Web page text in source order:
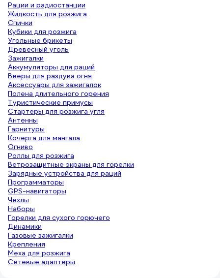
Рации и радиостанции
Жидкость для розжига
Спички
Кубики для розжига
Угольные брикеты
Древесный уголь
Зажигалки
Аккумуляторы для раций
Вееры для раздува огня
Аксессуары для зажигалок
Полена длительного горения
Туристические примусы
Стартеры для розжига угля
Антенны
Гарнитуры
Кочерга для мангала
Огниво
Роллы для розжига
Ветрозащитные экраны для горелки
Зарядные устройства для раций
Программаторы
GPS-навигаторы
Чехлы
Наборы
Горелки для сухого горючего
Динамики
Газовые зажигалки
Крепления
Меха для розжига
Сетевые адаптеры